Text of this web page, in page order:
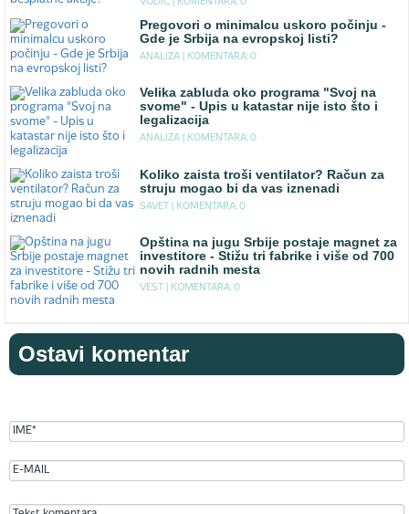
VODIC | KOMENTARA: 0
Pregovori o minimalcu uskoro počinju -
Gde je Srbija na evropskoj listi?
ANALIZA | KOMENTARA: 0
Velika zabluda oko programa "Svoj na
svome" - Upis u katastar nije isto što i
legalizacija
ANALIZA | KOMENTARA: 0
Koliko zaista troši ventilator? Račun za
struju mogao bi da vas iznenadi
SAVET | KOMENTARA: 0
Opština na jugu Srbije postaje magnet za
investitore - Stižu tri fabrike i više od 700
novih radnih mesta
VEST | KOMENTARA: 0
Ostavi komentar